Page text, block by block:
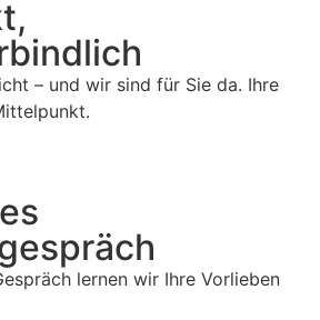
– und wir sind für Sie da. Ihre
lernen wir Ihre Vorlieben